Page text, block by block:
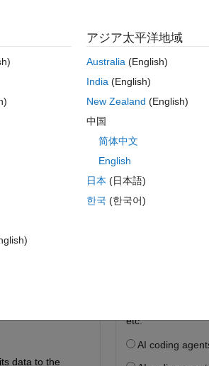
0 投票
center. I want
の質問に回答する。
ィビティをフォロー
data to the
質問済み:
2023 年 4 月 27 日
回答済み:
アジア太平洋地域
Australia(English)
India(English)
New Zealand (English)
中国
简体中文
English
日本 (日本語)
한국 (한국어)